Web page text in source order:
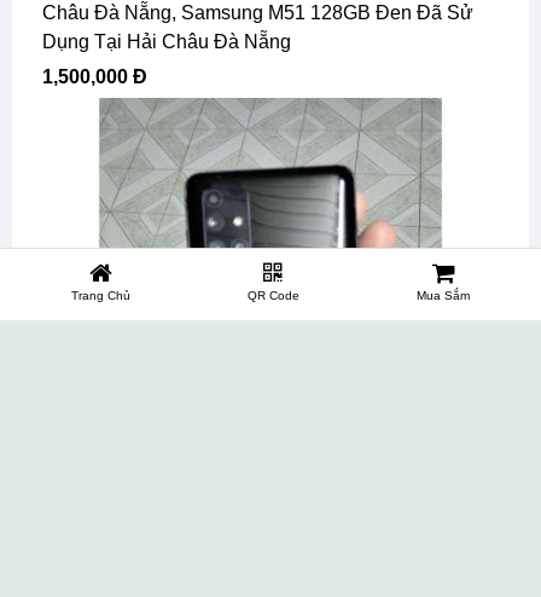
Châu Đà Nẵng, Samsung M51 128GB Đen Đã Sử
Dụng Tại Hải Châu Đà Nẵng
1,500,000 Đ
Trang Chủ QR Code Mua Sắm